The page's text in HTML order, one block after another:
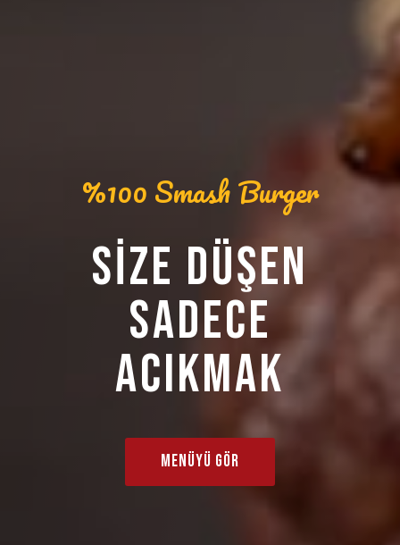
%100 Smash Burger
SIZE DÜŞEN
SADECE
ACIKMAK
MENÜYÜ GÖR